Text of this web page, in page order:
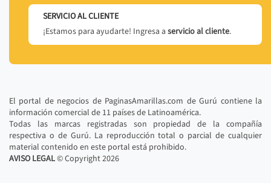
SERVICIO AL CLIENTE
¡Estamos para ayudarte! Ingresa a servicio al cliente.
El portal de negocios de PaginasAmarillas.com de Gurú contiene la
información comercial de 11 países de Latinoamérica.
Todas las marcas registradas son propiedad de la compañía
respectiva o de Gurú. La reproducción total o parcial de cualquier
material contenido en este portal está prohibido.
AVISO LEGAL© Copyright2026